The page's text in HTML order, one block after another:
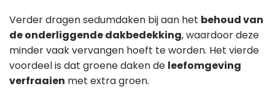
Verder dragen sedumdaken bij aan het behoud van
de onderliggende dakbedekking, waardoor deze
minder vaak vervangen hoeft te worden. Het vierde
voordeel is dat groene daken de leefomgeving
verfraaien met extra groen.